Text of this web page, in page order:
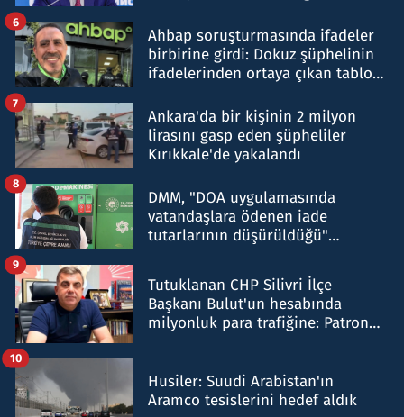
Ahbap soruşturmasında ifadeler
birbirine girdi: Dokuz şüphelinin
ifadelerinden ortaya çıkan tablo
6
Ankara'da bir kişinin 2 milyon
lirasını gasp eden şüpheliler
Kırıkkale'de yakalandı
7
DMM, "DOA uygulamasında
vatandaşlara ödenen iade
tutarlarının düşürüldüğü"
8
Tutuklanan CHP Silivri İlçe
Başkanı Bulut'un hesabında
milyonluk para trafiğine: Patron
9
Husiler: Suudi Arabistan'ın
Aramco tesislerini hedef aldık
10